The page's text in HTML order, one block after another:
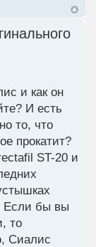
и как он
И есть
то, что
прокатит?
ST-20 и
Если бы вы
то
Сиалис